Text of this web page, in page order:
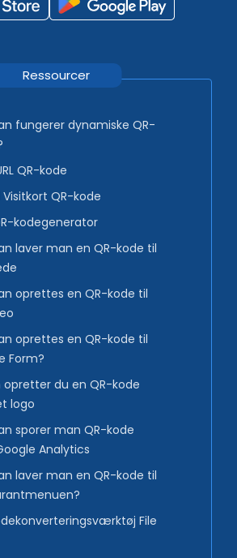
Ressourcer
fungerer dynamiske QR-
QR-kode
QR-kode
kodegenerator
laver man en QR-kode til
oprettes en QR-kode til
oprettes en QR-kode til
Form?
opretter du en QR-kode
logo
sporer man QR-kode
Analytics
laver man en QR-kode til
File